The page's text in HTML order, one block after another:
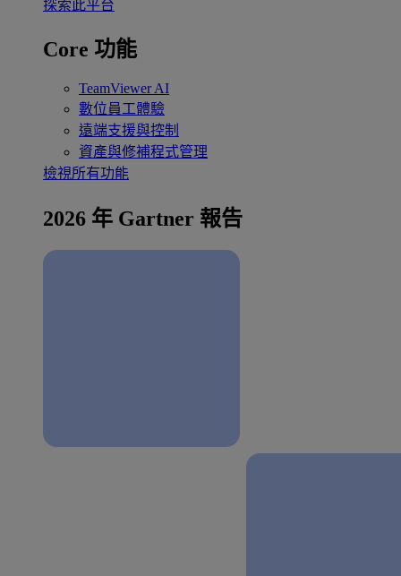
探索此平台
Core 功能
TeamViewer AI
數位員工體驗
遠端支援與控制
資產與修補程式管理
檢視所有功能
2026 年 Gartner 報告